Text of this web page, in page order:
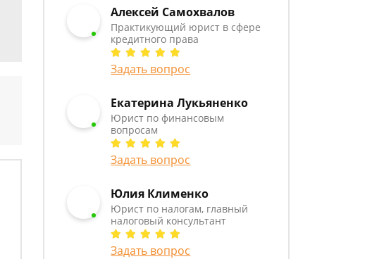
Алексей Самохвалов
Практикующий юрист в сфере
кредитного права
Задать вопрос
Екатерина Лукьяненко
Юрист по финансовым
вопросам
Задать вопрос
Юлия Клименко
Юрист по налогам, главный
налоговый консультант
Задать вопрос